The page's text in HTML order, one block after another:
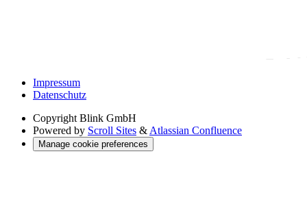
Impressum
Datenschutz
Copyright Blink GmbH
Powered by Scroll Sites &Atlassian Confluence
Manage cookie preferences